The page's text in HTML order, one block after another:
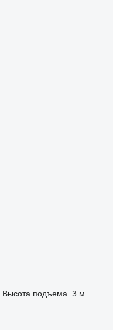
Высота подъема 3 м